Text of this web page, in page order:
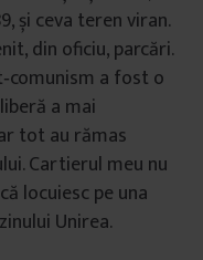
și ceva teren viran.
din oficiu, parcări.
a fost o
a mai
tot au rămas
Cartierul meu nu
locuiesc pe una
Unirea.